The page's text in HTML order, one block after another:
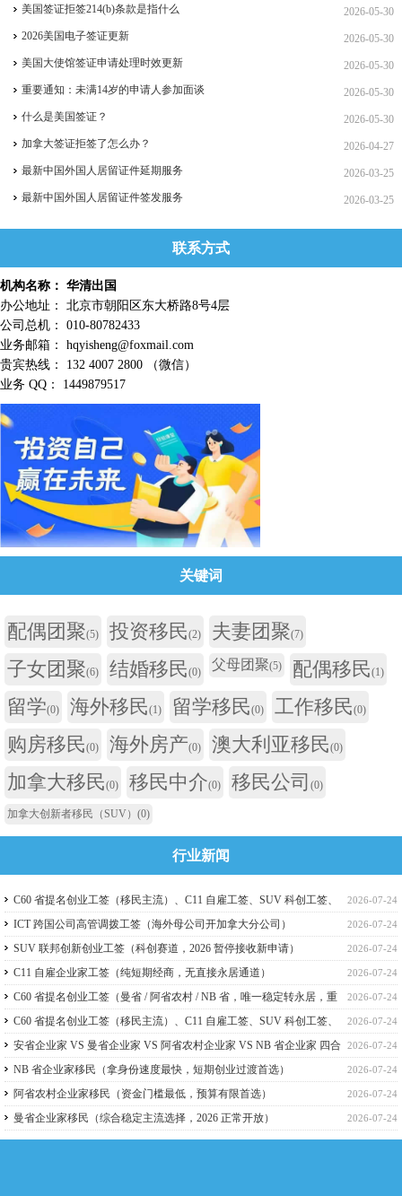
2026-05-30
美国签证拒签214(b)条款是指什么
2026-05-30
2026美国电子签证更新
2026-05-30
美国大使馆签证申请处理时效更新
2026-05-30
重要通知：未满14岁的申请人参加面谈
2026-05-30
什么是美国签证？
2026-04-27
加拿大签证拒签了怎么办？
2026-03-25
最新中国外国人居留证件延期服务
2026-03-25
最新中国外国人居留证件签发服务
联系方式
机构名称： 华清出国
办公地址： 北京市朝阳区东大桥路8号4层
公司总机： 010-80782433
业务邮箱： hqyisheng@foxmail.com
贵宾热线： 132 4007 2800 （微信）
业务 QQ： 1449879517
关键词
配偶团聚(5) 投资移民(2) 夫妻团聚(7)
子女团聚(6) 结婚移民(0) 父母团聚(5) 配偶移民(1)
留学(0) 海外移民(1) 留学移民(0) 工作移民(0)
购房移民(0) 海外房产(0) 澳大利亚移民(0)
加拿大移民(0) 移民中介(0) 移民公司 (0)
加拿大创新者移民（SUV） (0)
行业新闻
2026-07-24
C60 省提名创业工签（移民主流）、C11 自雇工签、SUV 科创工签、
ICT 跨国高管工签比较
2026-07-24
ICT 跨国公司高管调拨工签（海外母公司开加拿大分公司）
2026-07-24
SUV 联邦创新创业工签（科创赛道，2026 暂停接收新申请）
2026-07-24
C11 自雇企业家工签（纯短期经商，无直接永居通道）
2026-07-24
C60 省提名创业工签（曼省 / 阿省农村 / NB 省，唯一稳定转永居，重
点）
2026-07-24
C60 省提名创业工签（移民主流）、C11 自雇工签、SUV 科创工签、
ICT 跨国高管工签
2026-07-24
安省企业家 VS 曼省企业家 VS 阿省农村企业家 VS NB 省企业家 四合
一详细对比（2026 年 7 月最新官方政策）
2026-07-24
NB 省企业家移民（拿身份速度最快，短期创业过渡首选）
2026-07-24
阿省农村企业家移民（资金门槛最低，预算有限首选）
2026-07-24
曼省企业家移民（综合稳定主流选择，2026 正常开放）